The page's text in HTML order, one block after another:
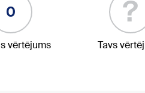
0
vērtējums
?
Tavs